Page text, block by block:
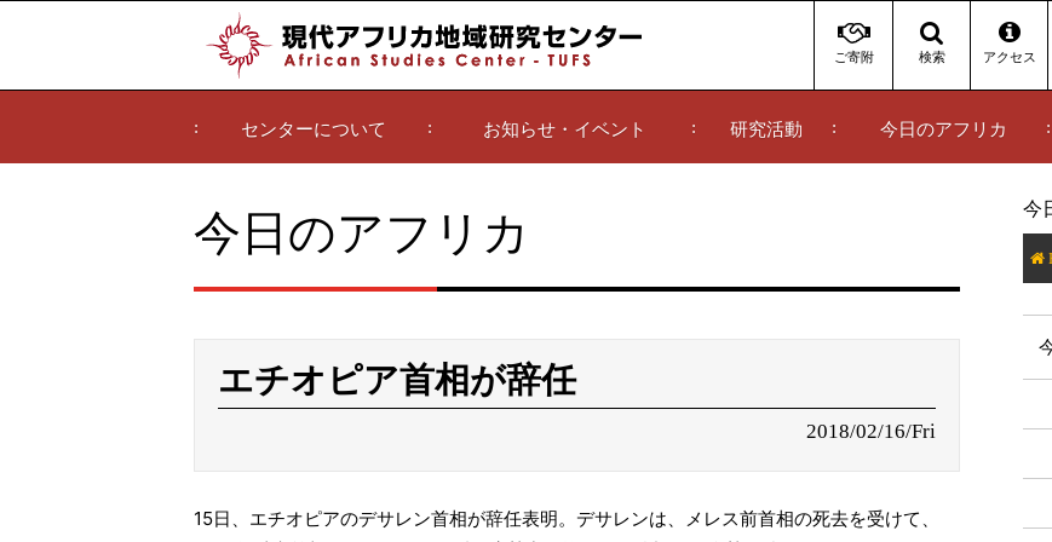
ご寄附 検索 アクセス
センターについて お知らせ・イベント 研究活動 今日のアフリカ
今
今日のアフリカ
エチオピア首相が辞任
2018/02/16/Fri
15日、エチオピアのデサレン首相が辞任表明。デサレンは、メレス前首相の死去を受けて、